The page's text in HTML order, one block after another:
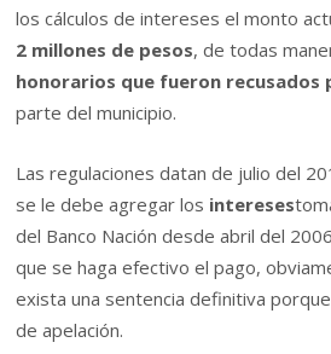
los cálculos de intereses el monto
2 millones de pesos, de todas
honorarios que fueron recusados
parte del municipio.
Las regulaciones datan de julio del
se le debe agregar los intereses
del Banco Nación desde abril del
que se haga efectivo el pago,
exista una sentencia definitiva
de apelación.